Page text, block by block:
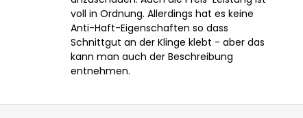
voll in Ordnung. Allerdings hat es keine
Anti-Haft-Eigenschaften so dass
Schnittgut an der Klinge klebt - aber das
kann man auch der Beschreibung
entnehmen.
F